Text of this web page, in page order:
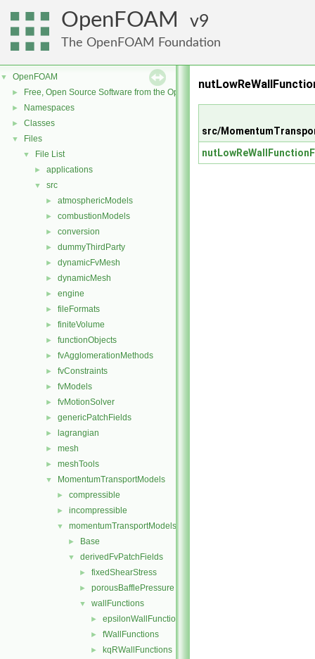
OpenFOAM 9
The OpenFOAM Foundation
▼ OpenFOAM
► Free, Open Source Software from the OpenFOAM Foundation
► Namespaces
► Classes
▼ Files
▼ File List
► applications
▼ src
► atmosphericModels
► combustionModels
► conversion
► dummyThirdParty
► dynamicFvMesh
► dynamicMesh
► engine
► fileFormats
► finiteVolume
► functionObjects
► fvAgglomerationMethods
► fvConstraints
► fvModels
► fvMotionSolver
► genericPatchFields
► lagrangian
► mesh
► meshTools
▼ MomentumTransportModels
► compressible
► incompressible
▼ momentumTransportModels
► Base
▼ derivedFvPatchFields
► fixedShearStress
► porousBafflePressure
▼ wallFunctions
► epsilonWallFunctions
► fWallFunctions
► kqRWallFunctions
src/